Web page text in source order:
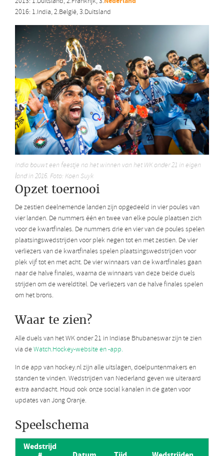
2016: 1.India, 2.België, 3.Duitsland
India bouwt een feestje na het winnen van het WK onder 21 in eigen
land in 2016. Foto: Koen Suyk
Opzet toernooi
De zestien deelnemende landen zijn opgedeeld in vier poules van
vier landen. De nummers één en twee van elke poule plaatsen zich
voor de kwartfinales. De nummers drie en vier van de poules spelen
plaatsingswedstrijden voor plek negen tot en met zestien. De vier
verliezers van de kwartfinales spelen plaatsingswedstrijden voor
plek vijf tot en met acht. De vier winnaars van de kwartfinales gaan
naar de halve finales, waarna de winnaars van deze beide duels
strijden om de wereldtitel. De verliezers van de halve finales spelen
om het brons.
Waar te zien?
Alle duels van het WK onder 21 in Indiase Bhubaneswar zijn te zien
via deWatch.Hockey-website en -app.
In de app van hockey.nl zijn alle uitslagen, doelpuntenmakers en
standen te vinden. Wedstrijden van Nederland geven we uiteraard
extra aandacht. Houd ook onze social kanalen in de gaten voor
updates van Jong Oranje.
Speelschema
Wedstrijd